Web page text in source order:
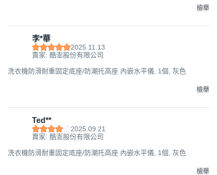
檢舉
李*華
2025.11.13
賣家: 酷澎股份有限公司
洗衣機防滑耐重固定底座/防潮托高座 內嵌水平儀, 1個, 灰色
檢舉
Ted**
2025.09.21
賣家: 酷澎股份有限公司
洗衣機防滑耐重固定底座/防潮托高座 內嵌水平儀, 1個, 灰色
檢舉